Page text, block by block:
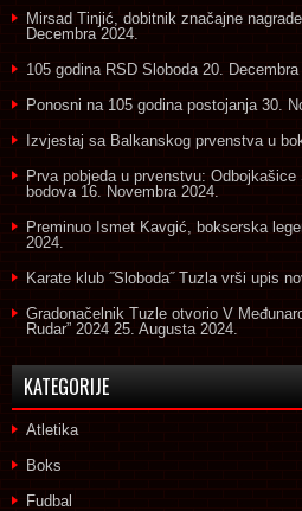
Mirsad Tinjić, dobitnik značajne
Decembra 2024.
105 godina RSD Sloboda 20. Decembra
Ponosni na 105 godina postojanja 30.
Izvjestaj sa Balkanskog prvenstva u
Prva pobjeda u prvenstvu:
bodova 16. Novembra 2024.
Preminuo Ismet Kavgić, bokserska
2024.
Karate klub ˝Sloboda˝ Tuzla vrši upis
Gradonačelnik Tuzle otvorio V
Rudar” 2024 25. Augusta 2024.
KATEGORIJE
Atletika
Boks
Fudbal